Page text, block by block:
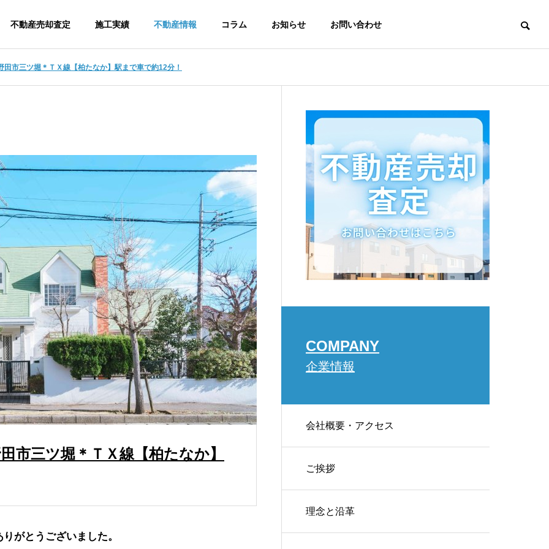
不動産売却査定 施工実績 不動産情報 コラム お知らせ お問い合わせ
理念と沿革
求人情報 著書・執筆情報
開発事業
調査・測量・許可まで
ワンストップサービス
建設事業
専用ソフトウェア等を
利用した作図設計、許
可申請、工程管理
その他サポート
相続・許認可・設計・
解体・測量・税務など
採竹を無償で差し上げます。
空き家物件（投資用・住み替え用）をお探しの方へ
市三ツ堀＊ＴＸ線【柏たなか】駅まで車で約12分！
市三ツ堀＊ＴＸ線【柏たなか】
がとうございました。
COMPANY
企業情報
会社概要・アクセス
ご挨拶
理念と沿革